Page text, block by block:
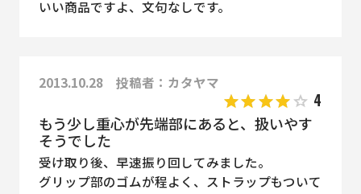
いい商品ですよ、文句なしです。
2013.10.28 投稿者：カタヤマ
4
もう少し重心が先端部にあると、扱いやす
そうでした
受け取り後、早速振り回してみました。
グリップ部のゴムが程よく、ストラップもついて